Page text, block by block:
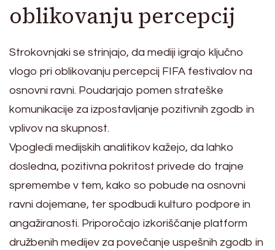
oblikovanju percepcij
Strokovnjaki se strinjajo, da mediji igrajo ključno
vlogo pri oblikovanju percepcij FIFA festivalov na
osnovni ravni. Poudarjajo pomen strateške
komunikacije za izpostavljanje pozitivnih zgodb in
vplivov na skupnost.
Vpogledi medijskih analitikov kažejo, da lahko
dosledna, pozitivna pokritost privede do trajne
spremembe v tem, kako so pobude na osnovni
ravni dojemane, ter spodbudi kulturo podpore in
angažiranosti. Priporočajo izkoriščanje platform
družbenih medijev za povečanje uspešnih zgodb in